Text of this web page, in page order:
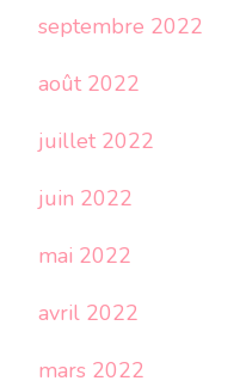
septembre 2022
août 2022
juillet 2022
juin 2022
mai 2022
avril 2022
mars 2022